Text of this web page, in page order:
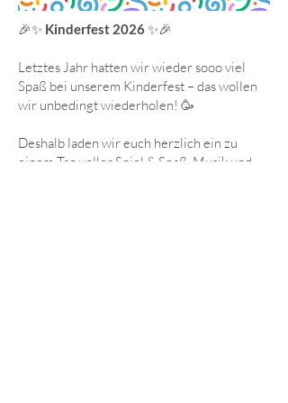
🎉✨ Kinderfest 2026✨🎉
Letztes Jahr hatten wir wieder sooo viel
Spaß bei unserem Kinderfest – das wollen
wir unbedingt wiederholen! 🥳
Deshalb laden wir euch herzlich ein zu
einem Tag voller Spiel & Spaß, Musik und